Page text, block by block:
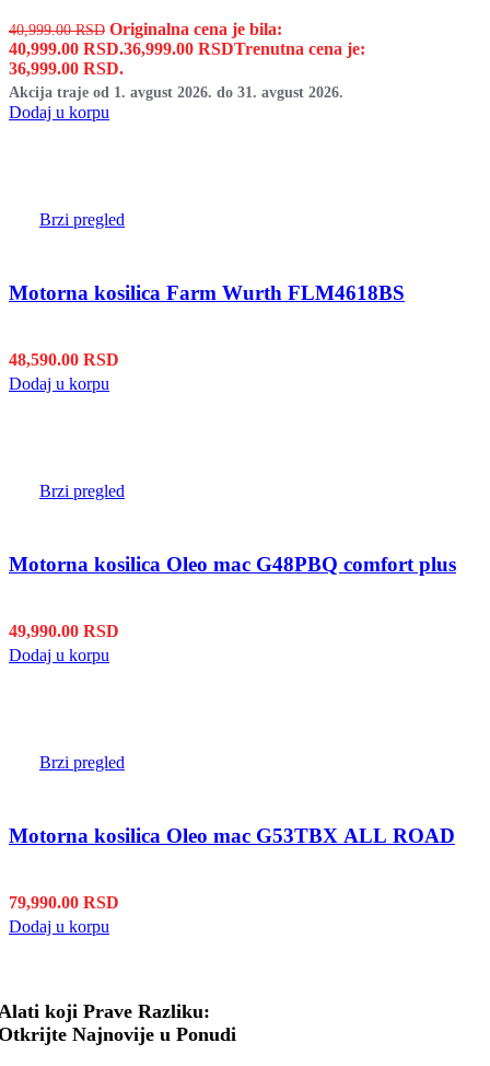
40,999.00RSD Originalna cena je bila:
40,999.00 RSD.36,999.00 RSDTrenutna cena je:
36,999.00 RSD.
Akcija traje od 1. avgust 2026. do 31. avgust 2026.
Dodaj u korpu
Brzi pregled
Motorna kosilica Farm Wurth FLM4618BS
48,590.00 RSD
Dodaj u korpu
Brzi pregled
Motorna kosilica Oleo mac G48PBQ comfort plus
49,990.00 RSD
Dodaj u korpu
Brzi pregled
Motorna kosilica Oleo mac G53TBX ALL ROAD
79,990.00 RSD
Dodaj u korpu
koji Prave Razliku:
Najnovije u Ponudi